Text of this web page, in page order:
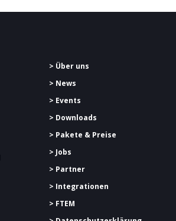
> Über uns
> News
> Events
> Downloads
> Pakete & Preise
> Jobs
> Partner
> Integrationen
> FTEM